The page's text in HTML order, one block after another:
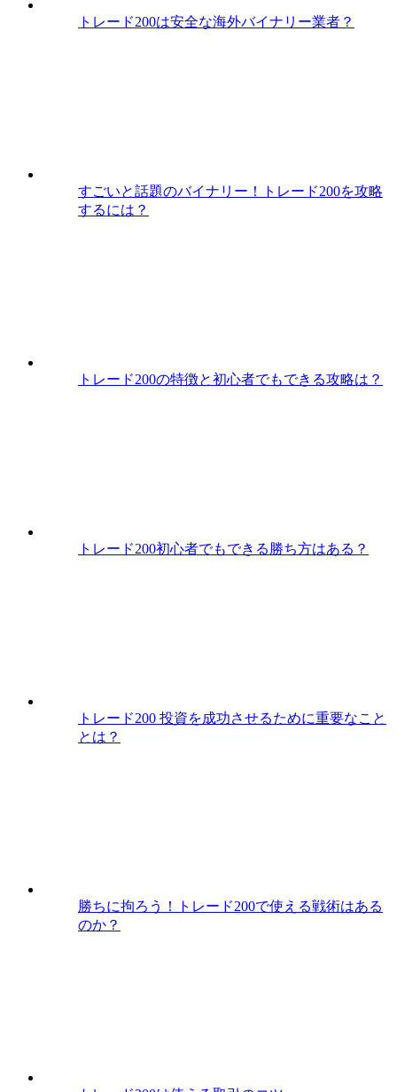
トレード200は安全な海外バイナリー業者？
すごいと話題のバイナリー！トレード200を攻略
するには？
トレード200の特徴と初心者でもできる攻略は？
トレード200初心者でもできる勝ち方はある？
トレード200 投資を成功させるために重要なこと
とは？
勝ちに拘ろう！トレード200で使える戦術はある
のか？